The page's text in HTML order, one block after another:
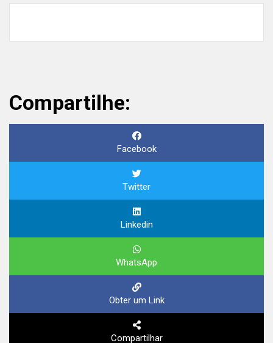
Compartilhe:
Facebook
Twitter
Linkedin
WhatsApp
Obter um Link
Compartilhar